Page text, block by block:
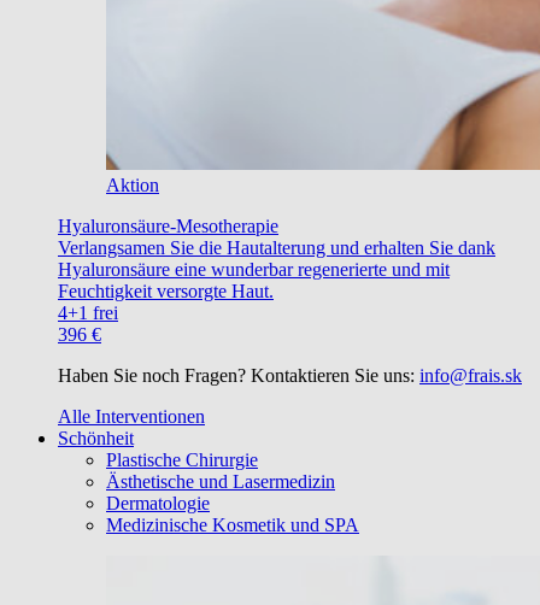
Aktion
Hyaluronsäure-Mesotherapie
Verlangsamen Sie die Hautalterung und erhalten Sie dank
Hyaluronsäure eine wunderbar regenerierte und mit
Feuchtigkeit versorgte Haut.
4+1 frei
396 €
Haben Sie noch Fragen? Kontaktieren Sie uns: info@frais.sk
Alle Interventionen
Schönheit
Plastische Chirurgie
Ästhetische und Lasermedizin
Dermatologie
Medizinische Kosmetik und SPA